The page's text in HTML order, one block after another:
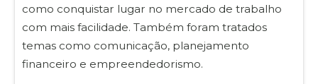
como conquistar lugar no mercado de trabalho
com mais facilidade. Também foram tratados
temas como comunicação, planejamento
financeiro e empreendedorismo.